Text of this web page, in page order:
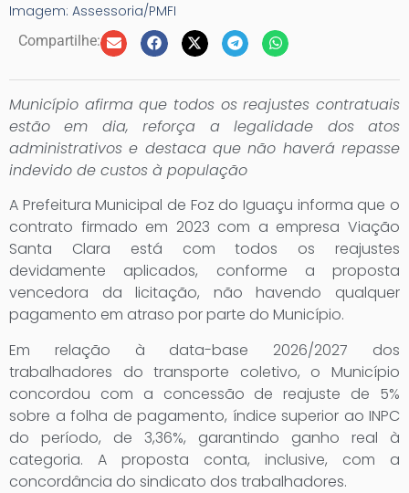
Imagem: Assessoria/PMFI
Compartilhe:
Município afirma que todos os reajustes contratuais
estão em dia, reforça a legalidade dos atos
administrativos e destaca que não haverá repasse
indevido de custos à população
A Prefeitura Municipal de Foz do Iguaçu informa que o
contrato firmado em 2023 com a empresa Viação
Santa Clara está com todos os reajustes
devidamente aplicados, conforme a proposta
vencedora da licitação, não havendo qualquer
pagamento em atraso por parte do Município.
Em relação à data-base 2026/2027 dos
trabalhadores do transporte coletivo, o Município
concordou com a concessão de reajuste de 5%
sobre a folha de pagamento, índice superior ao INPC
do período, de 3,36%, garantindo ganho real à
categoria. A proposta conta, inclusive, com a
concordância do sindicato dos trabalhadores.